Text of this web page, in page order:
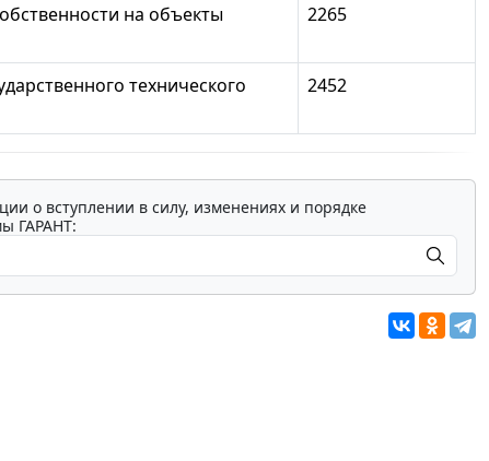
на объекты
2265
технического
2452
о вступлении в силу, изменениях и порядке
ГАРАНТ: